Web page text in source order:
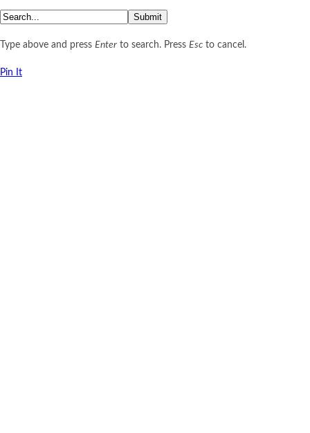
Submit
Type above and press Enter to search. Press Esc to cancel.
Pin It